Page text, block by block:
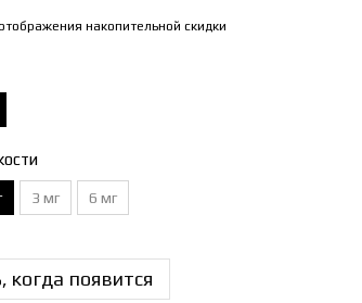
накопительной скидки
3 мг 6 мг
когда появится